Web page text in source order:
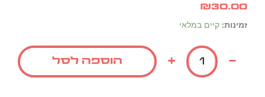
₪30.00
זמינות: קיים במלאי
כמות
גלימת
בד
סטן
הוספה לסל